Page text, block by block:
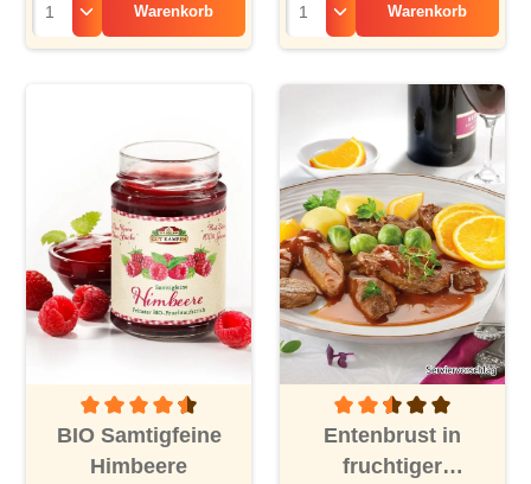
Warenkorb Warenkorb
Durchschnittliche Bewertung von 4.5 von 5 Sternen
BIO Samtigfeine
Himbeere
Durchschnittliche
Entenbrust in
fruchtiger